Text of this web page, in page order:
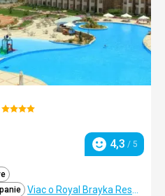
Hodnotenie:
Hodnotenie
4,3 / 5
Viac o Royal Brayka Resort